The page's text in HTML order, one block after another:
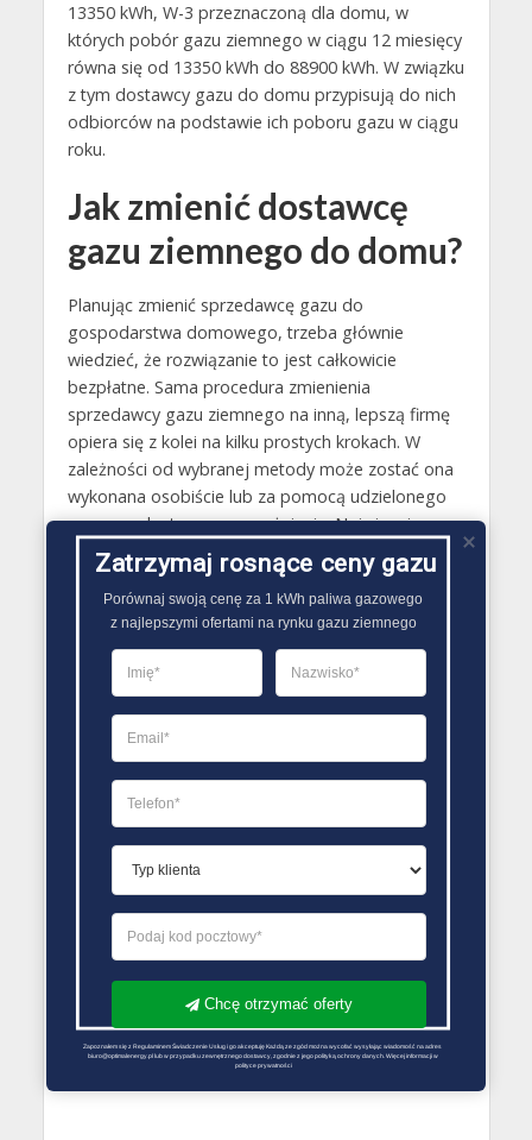
13350 kWh, W-3 przeznaczoną dla domu, w
których pobór gazu ziemnego w ciągu 12 miesięcy
równa się od 13350 kWh do 88900 kWh. W związku
z tym dostawcy gazu do domu przypisują do nich
odbiorców na podstawie ich poboru gazu w ciągu
roku.
Jak zmienić dostawcę
gazu ziemnego do domu?
Planując zmienić sprzedawcę gazu do
gospodarstwa domowego, trzeba głównie
wiedzieć, że rozwiązanie to jest całkowicie
bezpłatne. Sama procedura zmienienia
sprzedawcy gazu ziemnego na inną, lepszą firmę
opiera się z kolei na kilku prostych krokach. W
zależności od wybranej metody może zostać ona
wykonana osobiście lub za pomocą udzielonego
nowemu dostawcy upoważnienia. Najwięcej czasu
w przypadku zmieniania sprzedawcy gazu
ziemnego zajmuje w związku z tym znalezienie
odpowiedniej oferty, w której nie tylko cena gazu
ziemnego, ale i inne warunki będą jak najbardziej
PORÓWNYWARKA OFERT GAZU
Zatrzymaj rosnące ceny gazu
Porównaj swoją cenę za 1 kWh paliwa gazowego
z najlepszymi ofertami na rynku gazu ziemnego
Chcę otrzymać oferty
Zapoznałem się z Regulaminem Świadczenie Usług i go akceptuję Każdą ze zgód można wycofać wysyłając wiadomość na adres
biuro@optimalenergy.pl lub w przypadku zewnętrznego dostawcy, zgodnie z jego polityką ochrony danych. Więcej informacji w
polityce prywatności